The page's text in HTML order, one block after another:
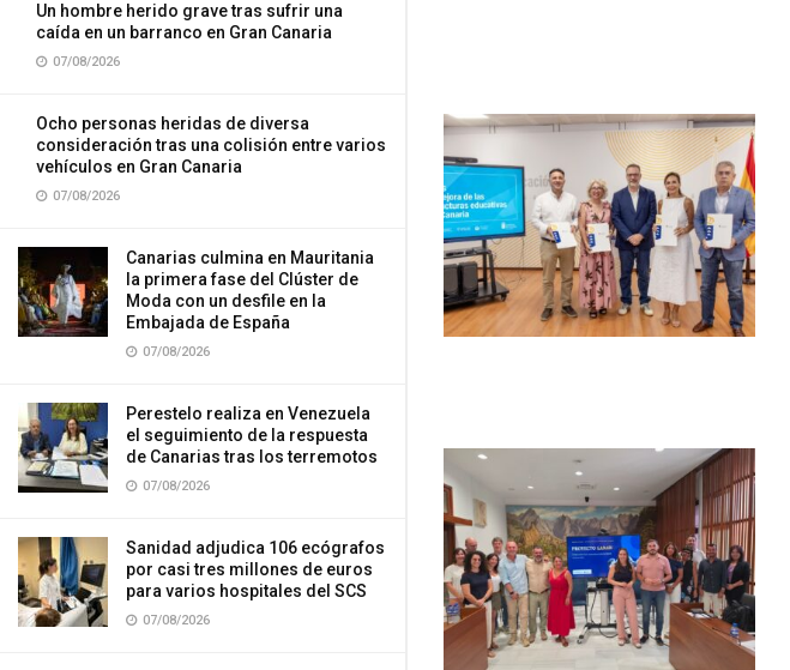
Un hombre herido grave tras sufrir una
caída en un barranco en Gran Canaria
07/08/2026
Ocho personas heridas de diversa
consideración tras una colisión entre varios
vehículos en Gran Canaria
07/08/2026
Canarias culmina en Mauritania
la primera fase del Clúster de
Moda con un desfile en la
Embajada de España
07/08/2026
Perestelo realiza en Venezuela
el seguimiento de la respuesta
de Canarias tras los terremotos
07/08/2026
Sanidad adjudica 106 ecógrafos
por casi tres millones de euros
para varios hospitales del SCS
07/08/2026